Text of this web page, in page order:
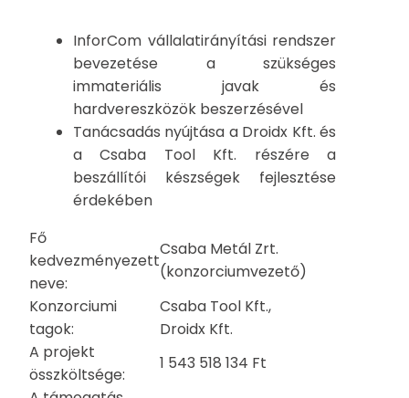
InforCom vállalatirányítási rendszer
bevezetése a szükséges
immateriális javak és
hardvereszközök beszerzésével
Tanácsadás nyújtása a Droidx Kft. és
a Csaba Tool Kft. részére a
beszállítói készségek fejlesztése
érdekében
Fő
kedvezményezett
neve:
Csaba Metál Zrt.
(konzorciumvezető)
Konzorciumi
tagok:
Csaba Tool Kft.,
Droidx Kft.
A projekt
összköltsége:
1 543 518 134 Ft